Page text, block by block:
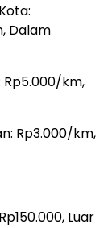
Dalam
Rp5.000/km,
Rp3.000/km,
Luar